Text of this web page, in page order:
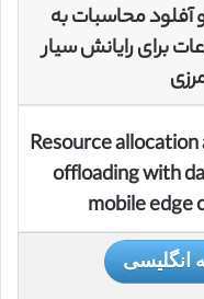
محاسبات به
برای رایانش سیار
Resource
offloading with
mobile edge
انگلیسی